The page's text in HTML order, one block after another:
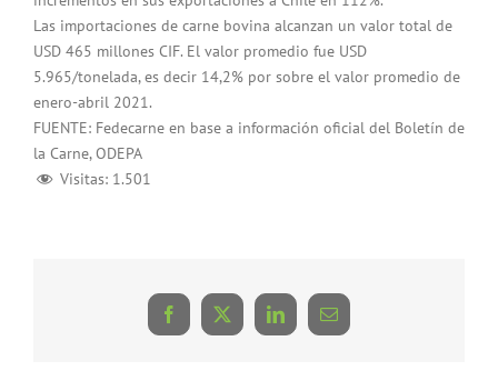
Las importaciones de carne bovina alcanzan un valor total de
USD 465 millones CIF. El valor promedio fue USD
5.965/tonelada, es decir 14,2% por sobre el valor promedio de
enero-abril 2021.
FUENTE: Fedecarne en base a información oficial del Boletín de
la Carne, ODEPA
Visitas: 1.501
Facebook
X LinkedInCorreo
electrónico